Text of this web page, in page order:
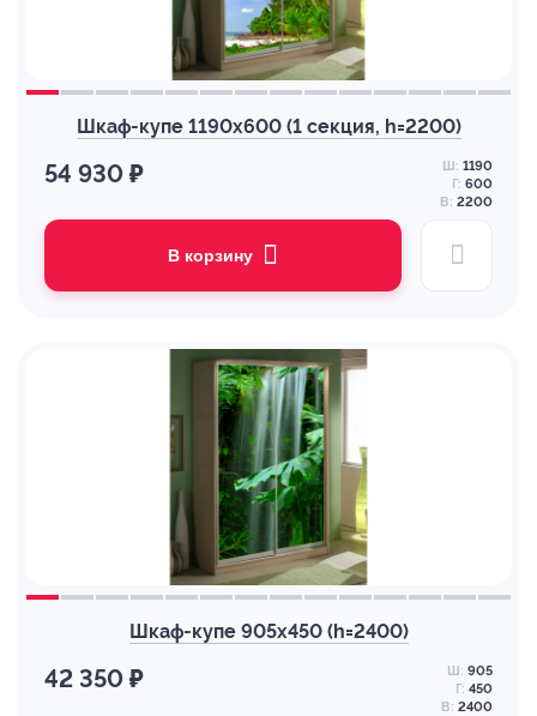
Шкаф-купе 1190х600 (1 секция, h=2200)
54 930 ₽ Ш: 1190
Г: 600
В: 2200
В корзину
Шкаф-купе 905х450 (h=2400)
42 350 ₽ Ш: 905
Г: 450
В: 2400